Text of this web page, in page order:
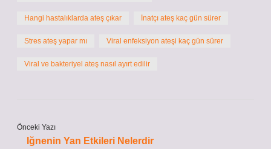
Hangi hastalıklarda ateş çıkar İnatçı ateş kaç gün sürer
Stres ateş yapar mı Viral enfeksiyon ateşi kaç gün sürer
Viral ve bakteriyel ateş nasıl ayırt edilir
Önceki Yazı
Iğnenin Yan Etkileri Nelerdir